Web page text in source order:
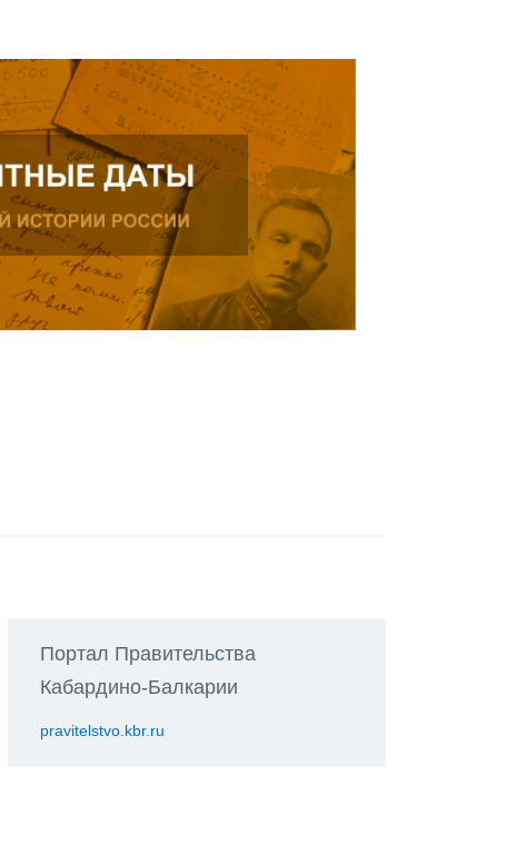
Портал Правительства
Кабардино-Балкарии
pravitelstvo.kbr.ru